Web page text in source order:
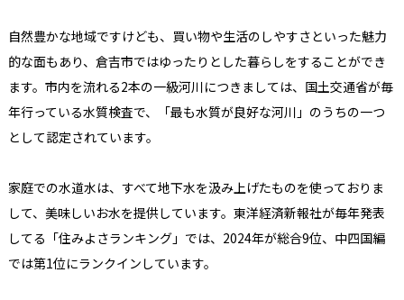
自然豊かな地域ですけども、買い物や生活のしやすさといった魅力
的な面もあり、倉吉市ではゆったりとした暮らしをすることができ
ます。市内を流れる2本の一級河川につきましては、国土交通省が毎
年行っている水質検査で、「最も水質が良好な河川」のうちの一つ
として認定されています。
家庭での水道水は、すべて地下水を汲み上げたものを使っておりま
して、美味しいお水を提供しています。東洋経済新報社が毎年発表
してる「住みよさランキング」では、2024年が総合9位、中四国編
では第1位にランクインしています。 ​